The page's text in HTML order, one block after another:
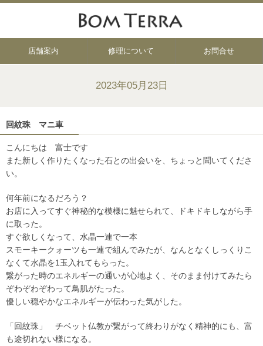
店舗案内 修理について お問合せ
2023年05月23日
回紋珠 マニ車
こんにちは 富士です
また新しく作りたくなった石との出会いを、ちょっと聞いてくださ
い。
何年前になるだろう？
お店に入ってすぐ神秘的な模様に魅せられて、ドキドキしながら手
に取った。
すぐ欲しくなって、水晶一連で一本
スモーキークォーツも一連で組んでみたが、なんとなくしっくりこ
なくて水晶を1玉入れてもらった。
繋がった時のエネルギーの通いが心地よく、そのまま付けてみたら
ぞわぞわぞわって鳥肌がたった。
優しい穏やかなエネルギーが伝わった気がした。
「回紋珠」 チベット仏教が繋がって終わりがなく精神的にも、富
も途切れない様になる。